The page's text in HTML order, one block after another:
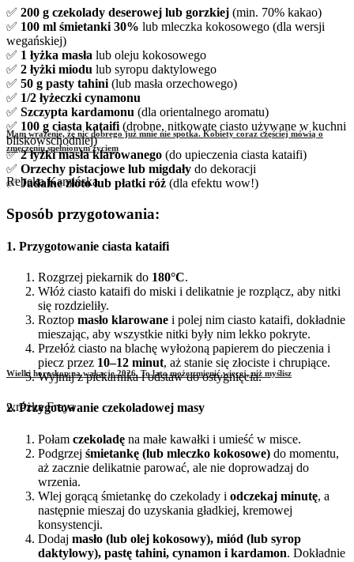
Mam wrażenie, że nic dobrego już mnie nie spotka. Kobiety coraz częściej mówią o
zmęczeniu spełnionym życiem
Rebeka Kamińska
Wielki horoskop na wakacje 2026. To lato może zmienić więcej, niż myślisz
wróżka Freya
✅ 200 g czekolady deserowej lub gorzkiej (min. 70% kakao)
✅ 100 ml śmietanki 30% lub mleczka kokosowego (dla wersji
wegańskiej)
✅ 1 łyżka masła lub oleju kokosowego
✅ 2 łyżki miodu lub syropu daktylowego
✅ 50 g pasty tahini (lub masła orzechowego)
✅ 1/2 łyżeczki cynamonu
✅ Szczypta kardamonu (dla orientalnego aromatu)
✅ 100 g ciasta kataifi (drobne, nitkowate ciasto używane w kuchni
bliskowschodniej)
✅2 łyżki masła klarowanego (do upieczenia ciasta kataifi)
✅ Orzechy pistacjowe lub migdały do dekoracji
✅Jadalne złoto lub płatki róż (dla efektu wow!)
Sposób przygotowania:
1. Przygotowanie ciasta kataifi
Rozgrzej piekarnik do 180°C.
Włóż ciasto kataifi do miski i delikatnie je rozplącz, aby nitki
się rozdzieliły.
Roztop masło klarowane i polej nim ciasto kataifi, dokładnie
mieszając, aby wszystkie nitki były nim lekko pokryte.
Przełóż ciasto na blachę wyłożoną papierem do pieczenia i
piecz przez 10–12 minut, aż stanie się złociste i chrupiące.
Wyjmij z piekarnika i odstaw do ostygnięcia.
2. Przygotowanie czekoladowej masy
Połam czekoladę na małe kawałki i umieść w misce.
Podgrzej śmietankę (lub mleczko kokosowe) do momentu,
aż zacznie delikatnie parować, ale nie doprowadzaj do
wrzenia.
Wlej gorącą śmietankę do czekolady i odczekaj minutę, a
następnie mieszaj do uzyskania gładkiej, kremowej
konsystencji.
Dodaj masło (lub olej kokosowy), miód (lub syrop
daktylowy), pastę tahini, cynamon i kardamon. Dokładnie